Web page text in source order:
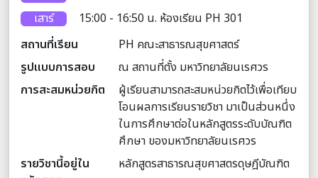
เสาร์
15:00 - 16:50 น. ห้องเรียน PH 301
สถานที่เรียน
PH คณะสาธารณสุขศาสตร์
รูปแบบการสอบ
ณ สถานที่ตั้ง มหาวิทยาลัยนเรศวร
การสะสมหน่วยกิต
ผู้เรียนสามารถสะสมหน่วยกิตไว้เพื่อเทียบ
โอนผลการเรียนรายวิชา มาเป็นส่วนหนึ่ง
ในการศึกษาต่อในหลักสูตรระดับบัณฑิต
ศึกษา ของมหาวิทยาลัยนเรศวร
รายวิชานี้อยู่ใน
หลักสูตรสาธารณสุขศาสตรดุษฎีบัณฑิต